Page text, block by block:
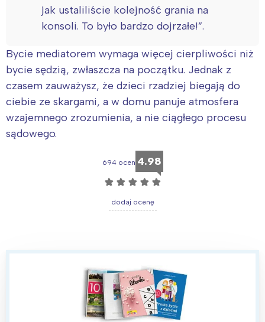
jak ustaliliście kolejność grania na
konsoli. To było bardzo dojrzałe!”.
Bycie mediatorem wymaga więcej cierpliwości niż
bycie sędzią, zwłaszcza na początku. Jednak z
czasem zauważysz, że dzieci rzadziej biegają do
ciebie ze skargami, a w domu panuje atmosfera
wzajemnego zrozumienia, a nie ciągłego procesu
sądowego.
694 ocen 4.98
☆ ☆ ☆ ☆ ☆
dodaj ocenę